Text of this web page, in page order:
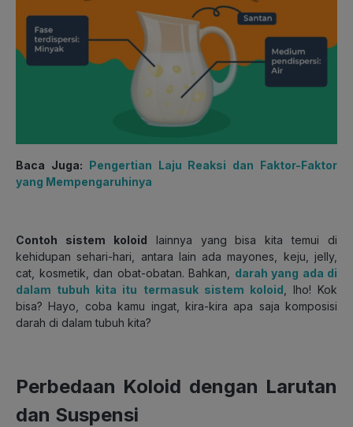
Baca Juga: Pengertian Laju Reaksi dan Faktor-Faktor
yang Mempengaruhinya
Contoh sistem koloid lainnya yang bisa kita temui di
kehidupan sehari-hari, antara lain ada mayones, keju, jelly,
cat, kosmetik, dan obat-obatan. Bahkan, darah yang ada di
dalam tubuh kita itu termasuk sistem koloid , lho! Kok
bisa? Hayo, coba kamu ingat, kira-kira apa saja komposisi
darah di dalam tubuh kita?
Perbedaan Koloid dengan Larutan
dan Suspensi